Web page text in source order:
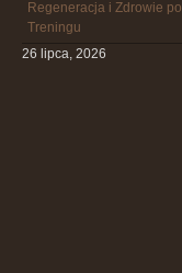
Regeneracja i Zdrowie po
Treningu
26 lipca, 2026